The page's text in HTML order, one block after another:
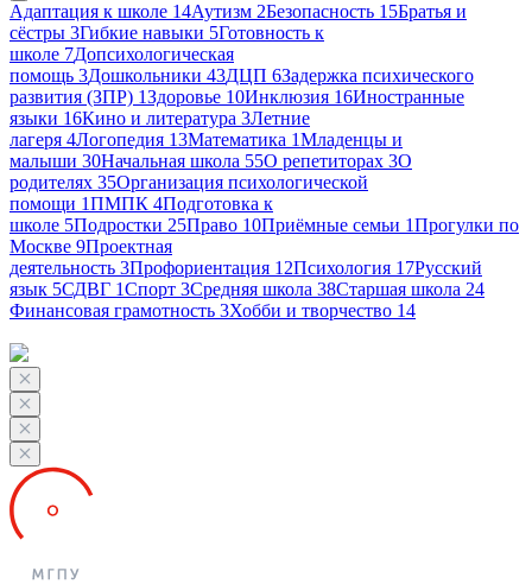
Адаптация к школе 14Аутизм 2Безопасность 15Братья и
сёстры 3Гибкие навыки 5Готовность к
школе 7Допсихологическая
помощь 3Дошкольники 43ДЦП 6Задержка психического
развития (ЗПР) 1Здоровье 10Инклюзия 16Иностранные
языки 16Кино и литература 3Летние
лагеря 4Логопедия 13Математика 1Младенцы и
малыши 30Начальная школа 55О репетиторах 3О
родителях 35Организация психологической
помощи 1ПМПК 4Подготовка к
школе 5Подростки 25Право 10Приёмные семьи 1Прогулки по
Москве 9Проектная
деятельность 3Профориентация 12Психология 17Русский
язык 5СДВГ 1Спорт 3Средняя школа 38Старшая школа 24
Финансовая грамотность 3Хобби и творчество 14